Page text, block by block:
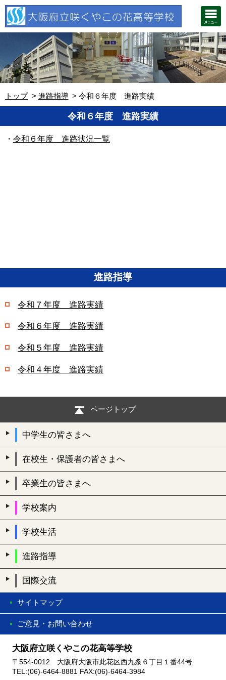
トップ 進路指導 令和６年度 進路実績
令和６年度 進路実績
・ 令和６年度 進路状況一覧
進路指導
令和７年度 進路実績
令和６年度 進路実績
令和５年度 進路実績
令和４年度 進路実績
ページトップ
中学生の皆さまへ
在校生・保護者の皆さまへ
卒業生の皆さまへ
学校案内
学校生活
進路指導
国際交流
サイトマップ
ご意見・お問い合わせ
大阪府立咲くやこの花高等学校
〒554-0012 大阪府大阪市此花区西九条６丁目１番44号
TEL:(06)-6464-8881 FAX:(06)-6464-3984